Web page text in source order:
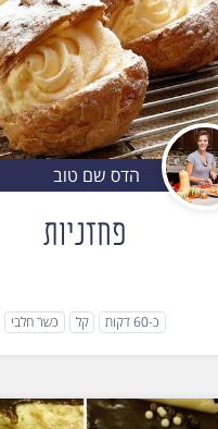
הדס שם טוב
פחזניות
כ-60 דקות קל כשר חלבי